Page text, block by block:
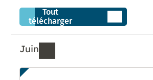
Tout
télécharger
Juin
Ressources de Juin 2026